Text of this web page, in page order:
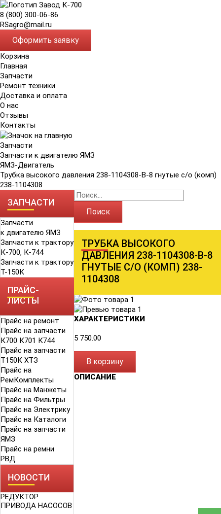
8 (800) 300-06-86
RSagro@mail.ru
Оформить заявку
Корзина
Главная
Запчасти
Ремонт техники
Доставка и оплата
О нас
Отзывы
Контакты
Запчасти
Запчасти к двигателю ЯМЗ
ЯМЗ-Двигатель
Трубка высокого давления 238-1104308-В-8 гнутые с/о (комп)
238-1104308
ЗАПЧАСТИ
Запчасти
к двигателю ЯМЗ
Запчасти к трактору
К-700, К-744
Запчасти к трактору
Т-150К
ПРАЙС-
ЛИСТЫ
Прайс на ремонт
Прайс на запчасти
К700 К701 К744
Прайс на запчасти
Т150К ХТЗ
Прайс на
РемКомплекты
Прайс на Манжеты
Прайс на Фильтры
Прайс на Электрику
Прайс на Каталоги
Прайс на запчасти
ЯМЗ
Прайс на ремни
РВД
НОВОСТИ
РЕДУКТОР
ПРИВОДА НАСОСОВ
Поиск
ТРУБКА ВЫСОКОГО
ДАВЛЕНИЯ 238-1104308-В-8
ГНУТЫЕ С/О (КОМП) 238-
1104308
ХАРАКТЕРИСТИКИ
5 750.00
В корзину
ОПИСАНИЕ